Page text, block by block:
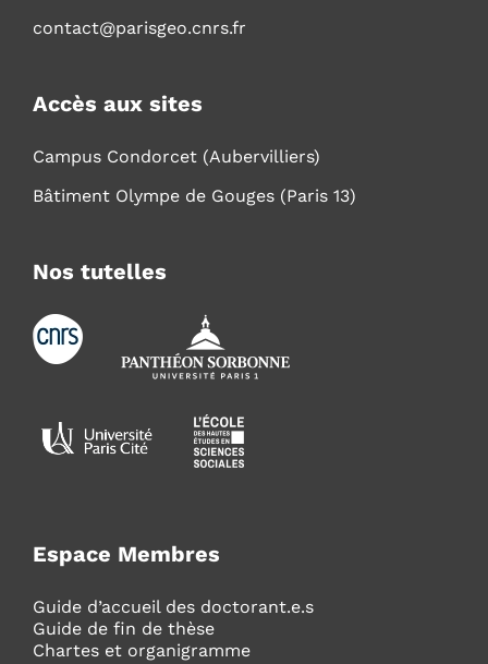
contact@parisgeo.cnrs.fr
Accès aux sites
Campus Condorcet (Aubervilliers)
Bâtiment Olympe de Gouges (Paris 13)
Nos tutelles
Espace Membres
Guide d’accueil des doctorant.e.s
Guide de fin de thèse
Chartes et organigramme